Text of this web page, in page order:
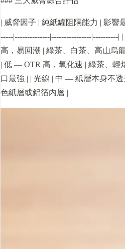
| 威脅因子 | 純紙罐阻隔能力 | 影響
-----|--------------|----------------
高，易回潮 | 綠茶、白茶、高山烏
| 低 — OTR 高，氧化速 | 綠茶、輕
口最強 | | 光線 | 中 — 紙層本身不
色紙層或鋁箔內層 |